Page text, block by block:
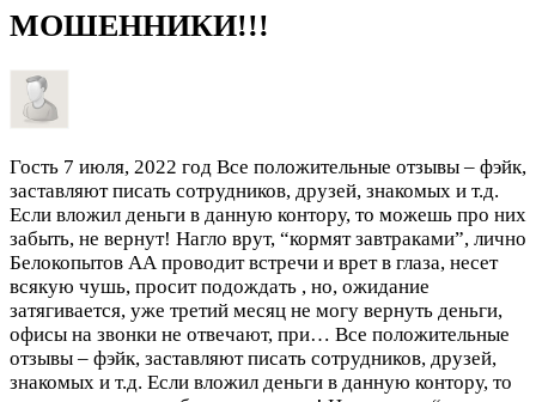
МОШЕННИКИ!!!
Гость 7 июля, 2022 год Все положительные отзывы – фэйк,
заставляют писать сотрудников, друзей, знакомых и т.д.
Если вложил деньги в данную контору, то можешь про них
забыть, не вернут! Нагло врут, “кормят завтраками”, лично
Белокопытов АА проводит встречи и врет в глаза, несет
всякую чушь, просит подождать , но, ожидание
затягивается, уже третий месяц не могу вернуть деньги,
офисы на звонки не отвечают, при… Все положительные
отзывы – фэйк, заставляют писать сотрудников, друзей,
знакомых и т.д. Если вложил деньги в данную контору, то